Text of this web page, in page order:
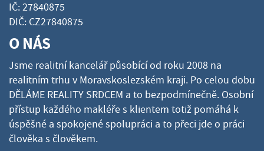
IČ: 27840875
DIČ: CZ27840875
O NÁS
Jsme realitní kancelář působící od roku 2008 na
realitním trhu v Moravskoslezském kraji. Po celou dobu
DĚLÁME REALITY SRDCEM a to bezpodmínečně. Osobní
přístup každého makléře s klientem totiž pomáhá k
úspěšné a spokojené spolupráci a to přeci jde o práci
člověka s člověkem.